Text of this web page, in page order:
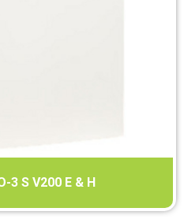
3 S V200 E & H